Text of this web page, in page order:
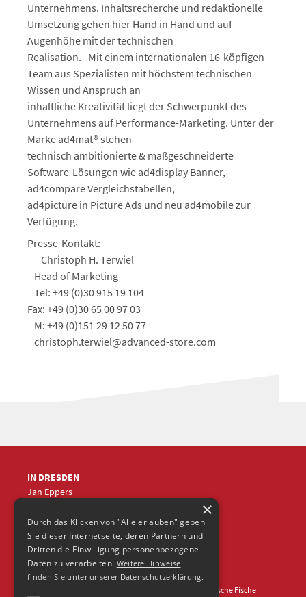
Unternehmens. Inhaltsrecherche und redaktionelle
Umsetzung gehen hier Hand in Hand und auf
Augenhöhe mit der technischen
Realisation. Mit einem internationalen 16-köpfigen
Team aus Spezialisten mit höchstem technischen
Wissen und Anspruch an
inhaltliche Kreativität liegt der Schwerpunkt des
Unternehmens auf Performance-Marketing. Unter der
Marke ad4mat® stehen
technisch ambitionierte & maßgeschneiderte
Software-Lösungen wie ad4display Banner,
ad4compare Vergleichstabellen,
ad4picture in Picture Ads und neu ad4mobile zur
Verfügung.
Presse-Kontakt:
Christoph H. Terwiel
Head of Marketing
Tel: +49 (0)30 915 19 104
Fax: +49 (0)30 65 00 97 03
M: +49 (0)151 29 12 50 77
christoph.terwiel@advanced-store.com
IN DRESDEN
Jan Eppers
jep@frische-fische.com
© 2026 Agentur Frische Fische
×
Durch das Klicken von "Alle erlauben" geben
Sie dieser Internetseite, deren Partnern und
Dritten die Einwilligung personenbezogene
Daten zu verarbeiten. Weitere Hinweise
finden Sie unter unserer Datenschutzerklärung.